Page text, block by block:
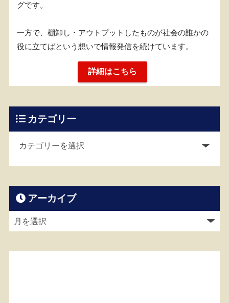
グです。
一方で、棚卸し・アウトプットしたものが社会の誰かの
役に立てばという想いで情報発信を続けています。
詳細はこちら
カテゴリー
アーカイブ